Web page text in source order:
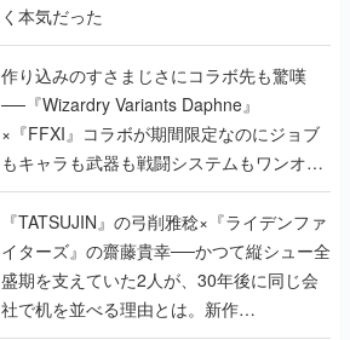
──『Wizardry Variants Daphne』
×『FFXI』コラボが期間限定なのにジョブ
もキャラも武器も戦闘システムもワンオフ
で作り込まれた理由を両ディレクターに聞
く
『TATSUJIN』の弓削雅稔×『ライデンファ
イターズ』の齋藤貴幸──かつて縦シュー全
盛期を支えていた2人が、30年後に同じ会
社で机を並べる理由とは。新作
『TATSUJIN EXTREME』で初タッグを組
んだレジェンド2人に訊く開発秘話
実写映像1000分、ルート分岐100種類以
上。配信開始5日で100万本を売った、中国